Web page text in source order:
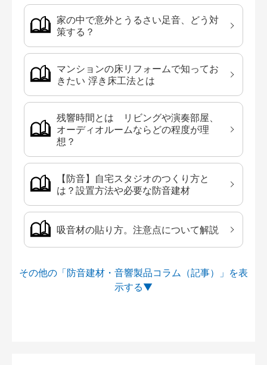
家の中で意外とうるさい足音、どう対
策する？
マンションの床リフォームで知ってお
きたい 浮き床工法とは
残響時間とは リビングや演奏部屋、
オーディオルームならどの程度が理
想？
【防音】自宅スタジオのつくり方と
は？設置方法や必要な防音建材
吸音材の貼り方。注意点について解説
その他の「防音建材・音響製品コラム（記事）」を